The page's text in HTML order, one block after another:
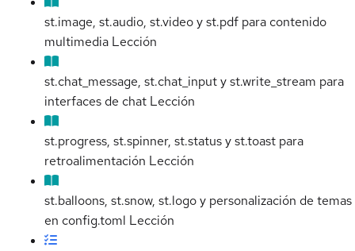
st.image, st.audio, st.video y st.pdf para contenido
multimedia Lección
st.chat_message, st.chat_input y st.write_stream para
interfaces de chat Lección
st.progress, st.spinner, st.status y st.toast para
retroalimentación Lección
st.balloons, st.snow, st.logo y personalización de temas
en config.toml Lección